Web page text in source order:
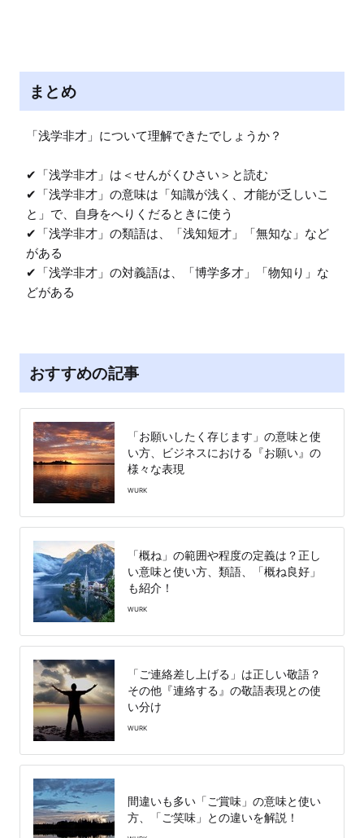
まとめ
「浅学非才」について理解できたでしょうか？
✔︎「浅学非才」は＜せんがくひさい＞と読む
✔︎「浅学非才」の意味は「知識が浅く、才能が乏しいこ
と」で、自身をへりくだるときに使う
✔︎「浅学非才」の類語は、「浅知短才」「無知な」など
がある
✔︎「浅学非才」の対義語は、「博学多才」「物知り」な
どがある
おすすめの記事
「お願いしたく存じます」の意味と使
い方、ビジネスにおける『お願い』の
様々な表現
WURK
「概ね」の範囲や程度の定義は？正し
い意味と使い方、類語、「概ね良好」
も紹介！
WURK
「ご連絡差し上げる」は正しい敬語？
その他『連絡する』の敬語表現との使
い分け
WURK
間違いも多い「ご賞味」の意味と使い
方、「ご笑味」との違いを解説！